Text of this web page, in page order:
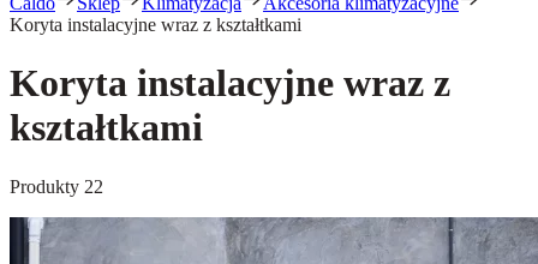
Koryta instalacyjne wraz z kształtkami
Koryta instalacyjne wraz z
kształtkami
Produkty 22